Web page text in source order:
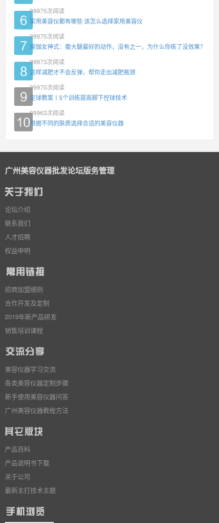
99975次阅读
家用美容仪都有哪些 该怎么选择家用美容仪
99975次阅读
瑜伽女神式：瘦大腿最好的动作，没有之一，为什么你练了没效果？
99973次阅读
这样减肥才不会反弹，帮你走出减肥瓶颈
99970次阅读
足球教案丨5个训练提高脚下控球技术
99963次阅读
根据不同的肤质选择合适的美容仪器
广州美容仪器批发论坛版务管理
论坛介绍
联系我们
人才招聘
权益申明
招商加盟细则
合作开发及定制
2019年新产品研发
销售培训课程
美容仪器学习交流
各类美容仪器定制步骤
新手使用美容仪器问答
广州美容仪器教程方法
产品百科
产品说明书下载
关于公司
最新主打技术主题